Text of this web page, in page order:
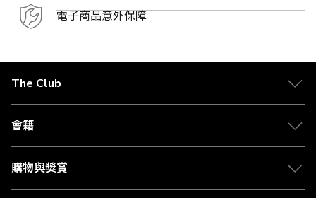
電子商品意外保障
The Club
關於 The Club
合作夥伴
媒體中心
會籍
會籍及專屬禮遇
賺取積分
購物與獎賞
物流與配送